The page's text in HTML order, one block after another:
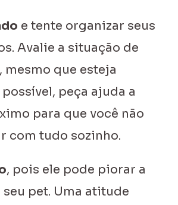
e tente organizar seus
Avalie a situação de
mesmo que esteja
peça ajuda a
para que você não
com tudo sozinho.
, pois ele pode piorar a
pet. Uma atitude